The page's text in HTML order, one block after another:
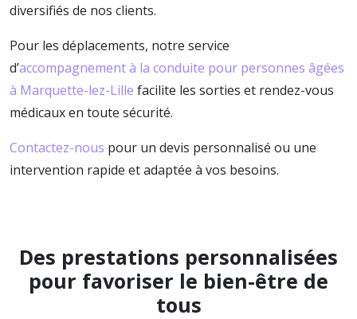
diversifiés de nos clients.
Pour les déplacements, notre service
d’accompagnement à la conduite pour personnes âgées
à Marquette-lez-Lille facilite les sorties et rendez-vous
médicaux en toute sécurité.
Contactez-nous pour un devis personnalisé ou une
intervention rapide et adaptée à vos besoins.
Des prestations personnalisées
pour favoriser le bien-être de
tous